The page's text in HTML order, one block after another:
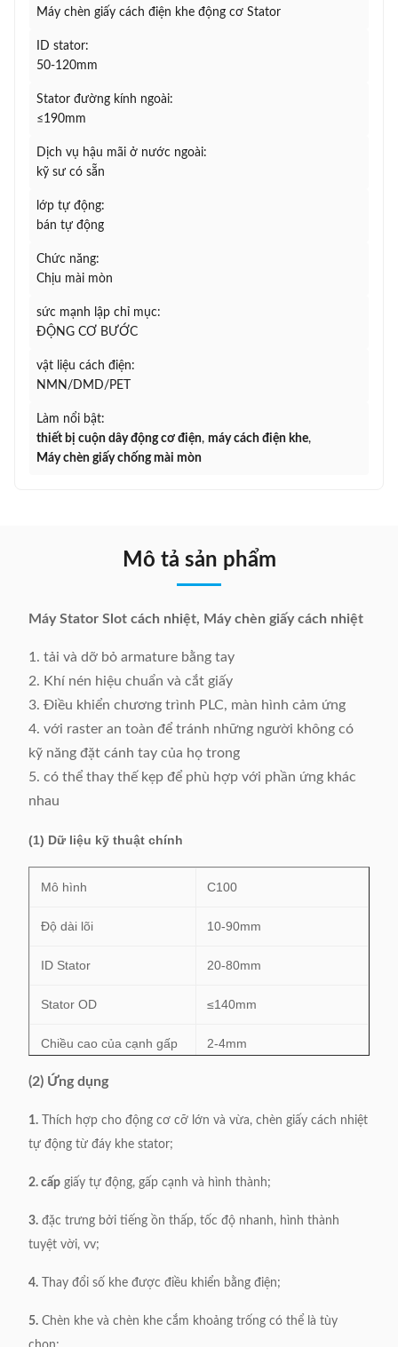
Máy chèn giấy cách điện khe động cơ Stator
ID stator:
50-120mm
Stator đường kính ngoài:
≤190mm
Dịch vụ hậu mãi ở nước ngoài:
kỹ sư có sẵn
lớp tự động:
bán tự động
Chức năng:
Chịu mài mòn
sức mạnh lập chỉ mục:
ĐỘNG CƠ BƯỚC
vật liệu cách điện:
NMN/DMD/PET
Làm nổi bật:
thiết bị cuộn dây động cơ điện, máy cách điện khe,
Máy chèn giấy chống mài mòn
Mô tả sản phẩm
Máy Stator Slot cách nhiệt, Máy chèn giấy cách nhiệt
1. tải và dỡ bỏ armature bằng tay
2. Khí nén hiệu chuẩn và cắt giấy
3. Điều khiển chương trình PLC, màn hình cảm ứng
4. với raster an toàn để tránh những người không có
kỹ năng đặt cánh tay của họ trong
5. có thể thay thế kẹp để phù hợp với phần ứng khác
nhau
(1) Dữ liệu kỹ thuật chính
Mô hình C100
Độ dài lõi 10-90mm
ID Stator 20-80mm
Stator OD ≤140mm
Chiều cao của cạnh gấp 2-4mm
Độ dày của giấy cách
Hiệu quả
Cung cấp năng lượng 380V, 50 / 60Hz, 0,75kW
Cân nặng 411kg
(2) Ứng dụng
1.
Thích hợp cho động cơ cỡ lớn và vừa, chèn giấy cách nhiệt
tự động từ đáy khe stator;
2. cấp giấy tự động, gấp cạnh và hình thành;
3. đặc trưng bởi tiếng ồn thấp, tốc độ nhanh, hình thành
tuyệt vời, vv;
4. Thay đổi số khe được điều khiển bằng điện;
5. Chèn khe và chèn khe cắm khoảng trống có thể là tùy